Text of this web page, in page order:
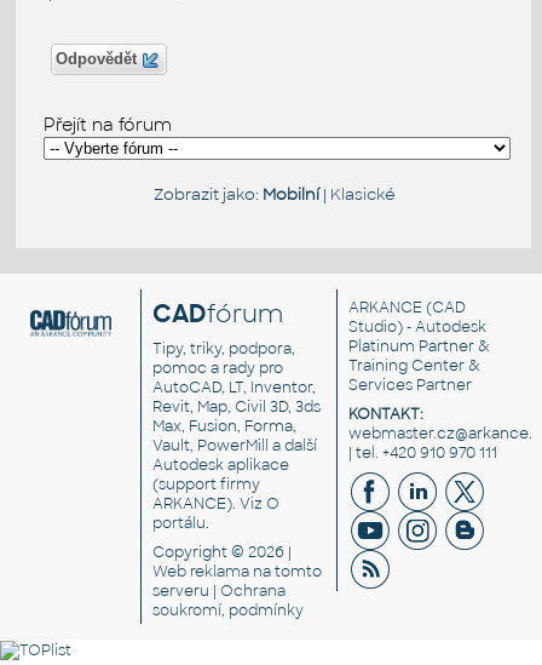
Odpovědět
Přejít na fórum
Zobrazit jako: Mobilní| Klasické
CADfórum
Tipy, triky, podpora,
pomoc a rady pro
AutoCAD, LT, Inventor,
Revit, Map, Civil 3D, 3ds
Max, Fusion, Forma,
Vault, PowerMill a další
Autodesk aplikace
(support firmy
ARKANCE). VizO
portálu.
Copyright © 2026 |
Web reklama na tomto
serveru |Ochrana
soukromí, podmínky
ARKANCE (CAD
Studio) - Autodesk
Platinum Partner &
Training Center &
Services Partner
KONTAKT:
| tel. +420 910 970 111